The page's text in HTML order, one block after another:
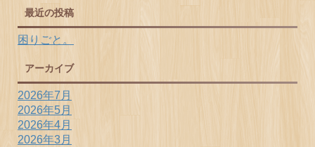
最近の投稿
困りごと。
アーカイブ
2026年7月
2026年5月
2026年4月
2026年3月